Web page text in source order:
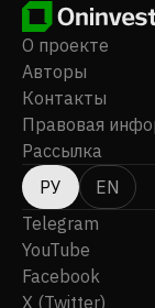
находится в
Development
является
Bank
О проекте
Авторы
Контакты
Правовая
Рассылка
РУ
EN
Telegram
YouTube
Facebook
X (Twitter)